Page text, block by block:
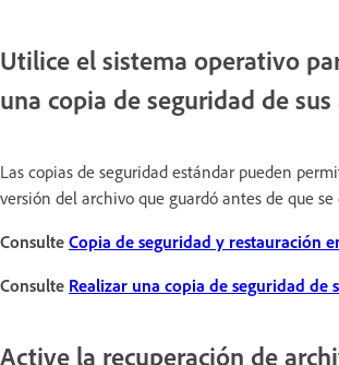
Utilice el sistema operativo
una copia de seguridad de
Las copias de seguridad estándar pueden
versión del archivo que guardó antes de que se
Consulte Copia de seguridad y restauración
Consulte Realizar una copia de seguridad de
Active la recuperación de